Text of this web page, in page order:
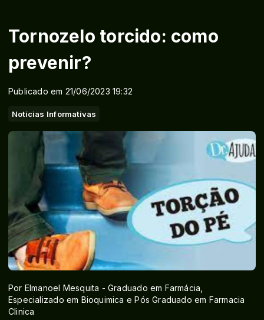
Tornozelo torcido: como
prevenir?
Publicado em 21/06/2023 19:32
Notícias Informativas
Por Elmanoel Mesquita - Graduado em Farmácia,
Especializado em Bioquimica e Pós Graduado em Farmacia
Clinica